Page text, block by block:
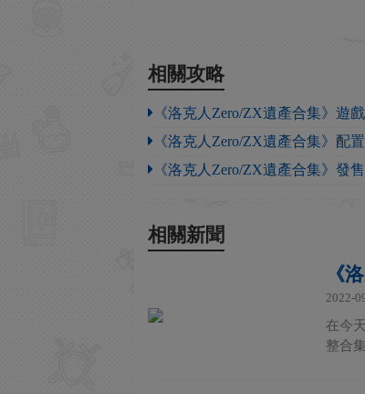
相關攻略
《洛克人Zero/ZX遺產合集》遊
《洛克人Zero/ZX遺產合集》配
《洛克人Zero/ZX遺產合集》發
相關新聞
《
2022-
在今
整合